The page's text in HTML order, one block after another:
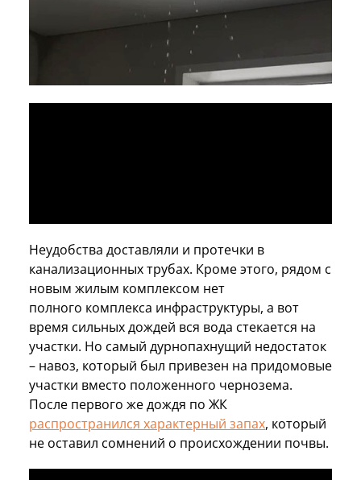
Неудобства доставляли и протечки в
канализационных трубах. Кроме этого, рядом с
новым жилым комплексом нет
полного комплекса инфраструктуры, а вот
время сильных дождей вся вода стекается на
участки. Но самый дурнопахнущий недостаток
– навоз, который был привезен на придомовые
участки вместо положенного чернозема.
После первого же дождя по ЖК
распространился характерный запах, который
не оставил сомнений о происхождении почвы.